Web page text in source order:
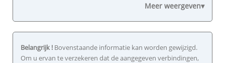
Meer weergeven▾
Belangrijk ! Bovenstaande informatie kan worden gewijzigd.
Om u ervan te verzekeren dat de aangegeven verbindingen,